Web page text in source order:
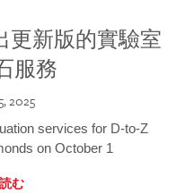
更新版的實驗室
服務
2025
services for D-to-Z
on October 1
む